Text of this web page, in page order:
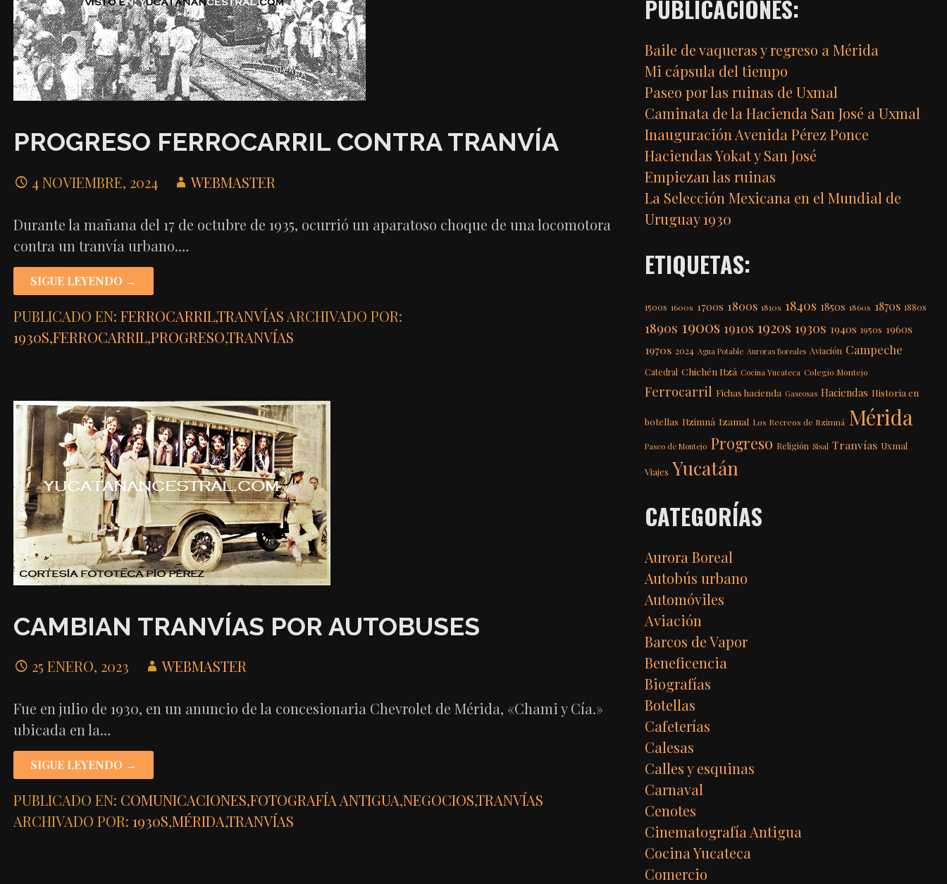
PROGRESO FERROCARRIL CONTRA TRANVÍA
4 NOVIEMBRE, 2024 WEBMASTER
Durante la mañana del 17 de octubre de 1935, ocurrió un aparatoso choque de una locomotora
contra un tranvía urbano.…
SIGUE LEYENDO →
PUBLICADO EN: FERROCARRIL,TRANVÍAS ARCHIVADO POR:
1930S,FERROCARRIL,PROGRESO,TRANVÍAS
CAMBIAN TRANVÍAS POR AUTOBUSES
25 ENERO, 2023 WEBMASTER
Fue en julio de 1930, en un anuncio de la concesionaria Chevrolet de Mérida, «Chami y Cía.»
ubicada en la…
SIGUE LEYENDO →
PUBLICADO EN: COMUNICACIONES,FOTOGRAFÍA ANTIGUA,NEGOCIOS,TRANVÍAS
ARCHIVADO POR: 1930S,MÉRIDA,TRANVÍAS
PUBLICACIONES:
Baile de vaqueras y regreso a Mérida
Mi cápsula del tiempo
Paseo por las ruinas de Uxmal
Caminata de la Hacienda San José a Uxmal
Inauguración Avenida Pérez Ponce
Haciendas Yokat y San José
Empiezan las ruinas
La Selección Mexicana en el Mundial de
Uruguay 1930
ETIQUETAS:
1500s 1600s 1700s 1800s 1810s 1840s 1850s 1860s 1870s 1880s
1890s 1900s 1910s 1920s 1930s 1940s 1950s 1960s
1970s 2024 Agua Potable Auroras Boreales Aviación Campeche
Catedral Chichén Itzá Cocina Yucateca Colegio Montejo
Ferrocarril Fichas hacienda Gaseosas Haciendas Historia en
botellas Itzimná Izamal Los Recreos de Itzimná Mérida
Paseo de Montejo Progreso Religión Sisal Tranvías Uxmal
Viajes Yucatán
CATEGORÍAS
Aurora Boreal
Autobús urbano
Automóviles
Aviación
Barcos de Vapor
Beneficencia
Biografías
Botellas
Cafeterías
Calesas
Calles y esquinas
Carnaval
Cenotes
Cinematografía Antigua
Cocina Yucateca
Comercio